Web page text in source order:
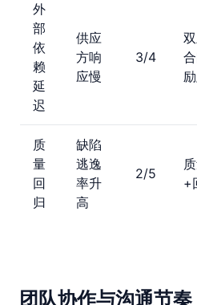
外
部
依
赖
延
迟
供应
方响
应慢
3/4
质
量
回
归
缺陷
逃逸
率升
高
2/5
+
团队协作与沟通节奏